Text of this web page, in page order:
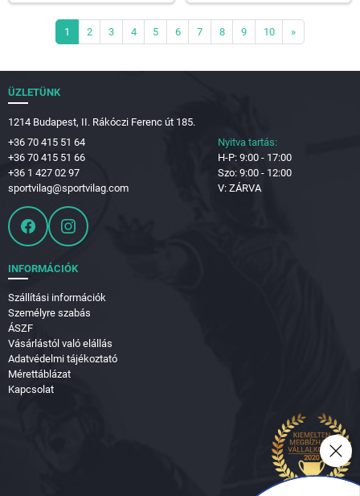
1 2 3 4 5 6 7 8 9 10 »
ÜZLETÜNK
1214 Budapest, II. Rákóczi Ferenc út 185.
+36 70 415 51 64
+36 70 415 51 66
+36 1 427 02 97
sportvilag@sportvilag.com
Nyitva tartás:
H-P: 9:00 - 17:00
Szo: 9:00 - 12:00
V: ZÁRVA
INFORMÁCIÓK
Szállítási információk
Személyre szabás
ÁSZF
Vásárlástól való elállás
Adatvédelmi tájékoztató
Mérettáblázat
Kapcsolat